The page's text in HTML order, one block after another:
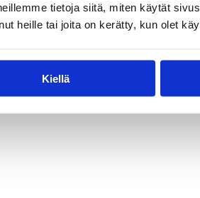
tietoja siitä, miten käytät
heille tai joita on kerätty, kun olet
Kiellä
Hiltunen Juho Kailio